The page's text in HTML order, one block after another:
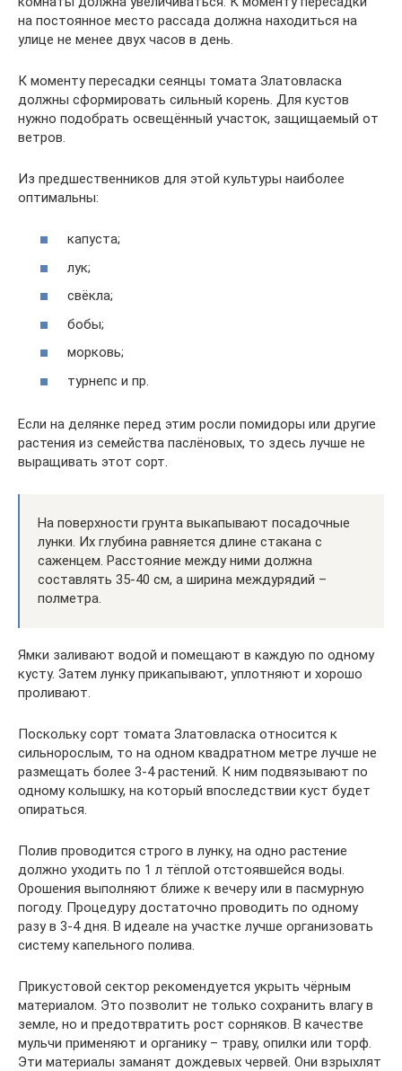
на постоянное место рассада должна находиться на
улице не менее двух часов в день.
К моменту пересадки сеянцы томата Златовласка
должны сформировать сильный корень. Для кустов
нужно подобрать освещённый участок, защищаемый от
ветров.
Из предшественников для этой культуры наиболее
оптимальны:
капуста;
лук;
свёкла;
бобы;
морковь;
турнепс и пр.
Если на делянке перед этим росли помидоры или другие
растения из семейства паслёновых, то здесь лучше не
выращивать этот сорт.
На поверхности грунта выкапывают посадочные
лунки. Их глубина равняется длине стакана с
саженцем. Расстояние между ними должна
составлять 35-40 см, а ширина междурядий –
полметра.
Ямки заливают водой и помещают в каждую по одному
кусту. Затем лунку прикапывают, уплотняют и хорошо
проливают.
Поскольку сорт томата Златовласка относится к
сильнорослым, то на одном квадратном метре лучше не
размещать более 3-4 растений. К ним подвязывают по
одному колышку, на который впоследствии куст будет
опираться.
Полив проводится строго в лунку, на одно растение
должно уходить по 1 л тёплой отстоявшейся воды.
Орошения выполняют ближе к вечеру или в пасмурную
погоду. Процедуру достаточно проводить по одному
разу в 3-4 дня. В идеале на участке лучше организовать
систему капельного полива.
Прикустовой сектор рекомендуется укрыть чёрным
материалом. Это позволит не только сохранить влагу в
земле, но и предотвратить рост сорняков. В качестве
мульчи применяют и органику – траву, опилки или торф.
Эти материалы заманят дождевых червей. Они взрыхлят